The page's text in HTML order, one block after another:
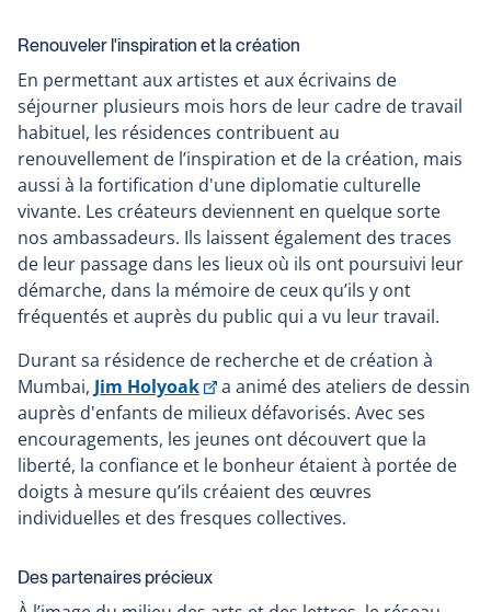
Renouveler l'inspiration et la création
En permettant aux artistes et aux écrivains de
séjourner plusieurs mois hors de leur cadre de travail
habituel, les résidences contribuent au
renouvellement de l’inspiration et de la création, mais
aussi à la fortification d'une diplomatie culturelle
vivante. Les créateurs deviennent en quelque sorte
nos ambassadeurs. Ils laissent également des traces
de leur passage dans les lieux où ils ont poursuivi leur
démarche, dans la mémoire de ceux qu’ils y ont
fréquentés et auprès du public qui a vu leur travail.
Durant sa résidence de recherche et de création à
Mumbai, Jim Holyoak
Ce
lien
s'ouvrira
dans
une
nouvelle
a animé des ateliers de dessin
auprès d'enfants de milieux défavorisés. Avec ses
encouragements, les jeunes ont découvert que la
liberté, la confiance et le bonheur étaient à portée de
doigts à mesure qu’ils créaient des œuvres
individuelles et des fresques collectives.
Des partenaires précieux